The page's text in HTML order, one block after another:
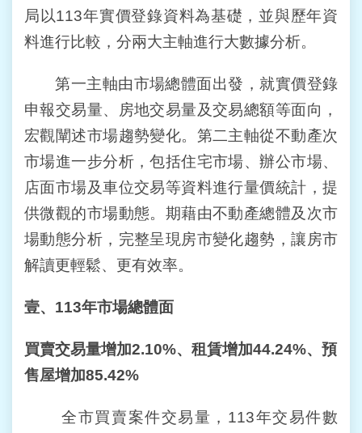
站
覽
回
首
頁
陳
系
統
常
見
局以113年實價登錄資料為基礎，並與歷年資
料進行比較，分兩大主軸進行大數據分析。
第一主軸由市場總體面出發，就實價登錄
申報交易量、房地交易量及交易總額等面向，
宏觀闡述市場趨勢變化。第二主軸從不動產次
市場進一步分析，包括住宅市場、辦公市場、
店面市場及車位交易等資料進行量價統計，提
供微觀的市場動態。期藉由不動產總體及次市
場動態分析，完整呈現房市變化趨勢，讓房市
解讀更輕鬆、更有效率。
壹、 113年市場總體面
買賣交易量增加2.10%、租賃增加44.24%、預
售屋增加85.42%
全市買賣案件交易量，113年交易件數